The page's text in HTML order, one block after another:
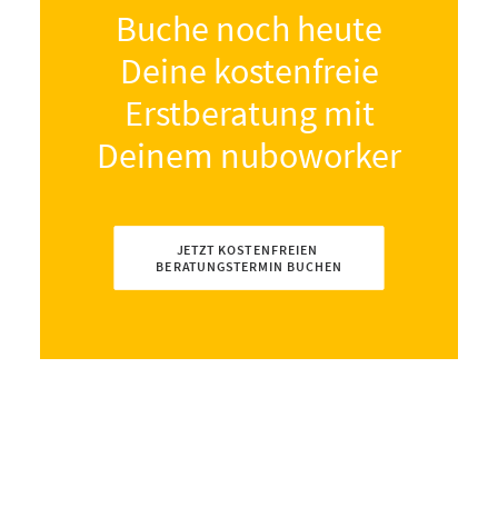
Buche noch heute
Deine kostenfreie
Erstberatung mit
Deinem nuboworker
JETZT KOSTENFREIEN
BERATUNGSTERMIN BUCHEN